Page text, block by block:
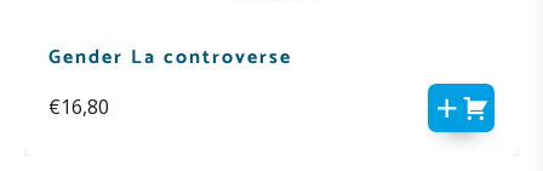
Gender La controverse
€16,80